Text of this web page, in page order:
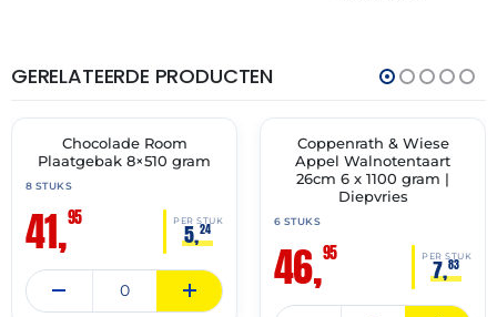
GERELATEERDE PRODUCTEN
✓ VAST ASSORTIMENT
THT:
30-
Chocolade Room
Plaatgebak 8×510 gram
8 STUKS
41,95 PER STUK
5,24
✓ VAST ASSORTIMENT
Coppenrath & Wiese
Appel Walnotentaart
26cm 6 x 1100 gram |
Diepvries
6 STUKS
46,95 PER STUK
7,83